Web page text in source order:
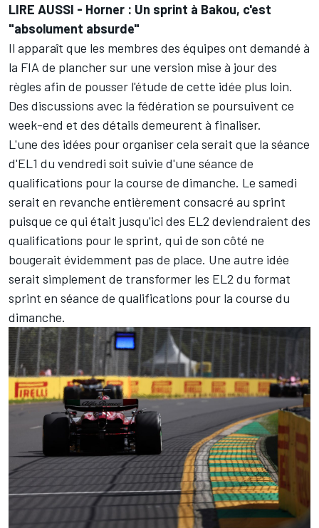
LIRE AUSSI - Horner : Un sprint à Bakou, c'est
"absolument absurde"
Il apparaît que les membres des équipes ont demandé à
la FIA de plancher sur une version mise à jour des
règles afin de pousser l'étude de cette idée plus loin.
Des discussions avec la fédération se poursuivent ce
week-end et des détails demeurent à finaliser.
L'une des idées pour organiser cela serait que la séance
d'EL1 du vendredi soit suivie d'une séance de
qualifications pour la course de dimanche. Le samedi
serait en revanche entièrement consacré au sprint
puisque ce qui était jusqu'ici des EL2 deviendraient des
qualifications pour le sprint, qui de son côté ne
bougerait évidemment pas de place. Une autre idée
serait simplement de transformer les EL2 du format
sprint en séance de qualifications pour la course du
dimanche.